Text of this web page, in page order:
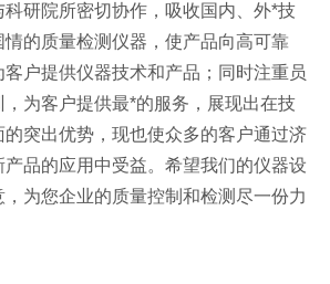
研院所密切协作，吸收国内、外*技
的质量检测仪器，使产品向高可靠
户提供仪器技术和产品；同时注重员
为客户提供最*的服务，展现出在技
突出优势，现也使众多的客户通过济
品的应用中受益。希望我们的仪器设
为您企业的质量控制和检测尽一份力